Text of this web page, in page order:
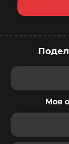
купить
Моя
Ваше имя
Плюсы